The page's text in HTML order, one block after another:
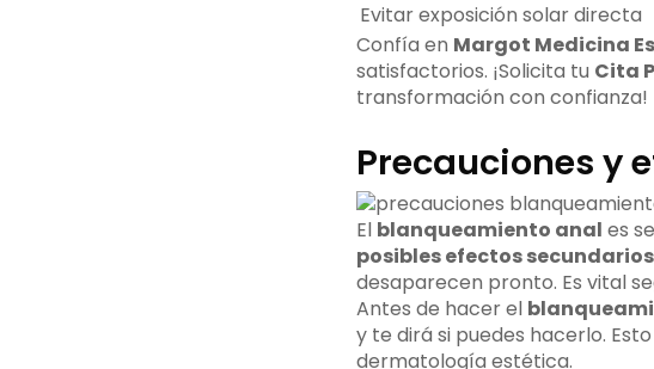
Evitar exposición solar directa
Confía en Margot Medicina
satisfactorios. ¡Solicita tu Cita
transformación con confianza!
Precauciones y
El blanqueamiento anal es
posibles efectos secundarios
desaparecen pronto. Es vital
Antes de hacer el
y te dirá si puedes hacerlo.
dermatología estética.